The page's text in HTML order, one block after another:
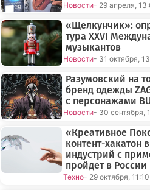
Новости- 29 апреля,
«Щелкунчик»:
тура XXVI
музыкантов
Новости- 31 октября,
Разумовский на
бренд одежды
с персонажами
Новости- 30 сентября,
«Креативное
контент-хакатон
индустрий с
пройдет в России
Техно- 29 октября, 11:10